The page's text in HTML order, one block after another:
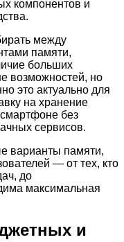
компонентов и
между
памяти,
больших
возможностей, но
это актуально для
на хранение
без
сервисов.
варианты памяти,
— от тех, кто
до
максимальная
и